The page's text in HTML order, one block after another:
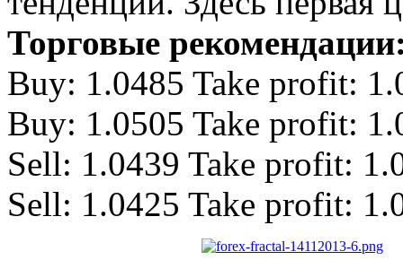
Торговые
Buy: 1.0485 Take profit:
Buy: 1.0505 Take profit:
Sell: 1.0439 Take profit:
Sell: 1.0425 Take profit: